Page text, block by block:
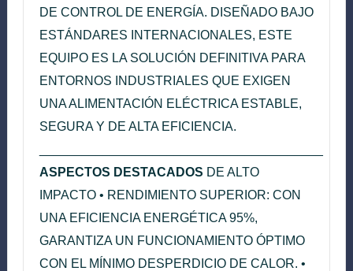
DE CONTROL DE ENERGÍA. DISEÑADO BAJO
ESTÁNDARES INTERNACIONALES, ESTE
EQUIPO ES LA SOLUCIÓN DEFINITIVA PARA
ENTORNOS INDUSTRIALES QUE EXIGEN
UNA ALIMENTACIÓN ELÉCTRICA ESTABLE,
SEGURA Y DE ALTA EFICIENCIA.
ASPECTOS DESTACADOS DE ALTO
IMPACTO • RENDIMIENTO SUPERIOR: CON
UNA EFICIENCIA ENERGÉTICA 95%,
GARANTIZA UN FUNCIONAMIENTO ÓPTIMO
CON EL MÍNIMO DESPERDICIO DE CALOR. •